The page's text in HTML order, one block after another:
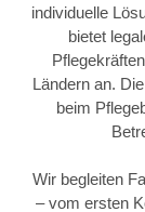
individuelle
bietet
Ländern an.
beim
Wir begleiten
– vom ersten